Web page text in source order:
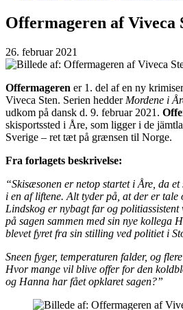
Bech's Books
Offermageren af Viveca
26. februar 2021
Offermageren er 1. del af en ny
Viveca Sten. Serien hedder Mordene i
udkom på dansk d. 9. februar 2021.
skisportssted i Åre, som ligger i de
Sverige – ret tæt på grænsen til Norge.
Fra forlagets beskrivelse:
“Skisæsonen er netop startet i Åre, da
i en af liftene. Alt tyder på, at der er tale
Lindskog er nybagt far og
på sagen sammen med sin nye kollega
blevet fyret fra sin stilling ved politiet i
Sneen fyger, temperaturen falder, og
Hvor mange vil blive offer for den
og Hanna har fået opklaret sagen?”